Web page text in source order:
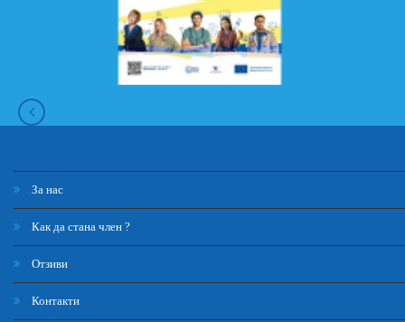
За нас
Как да стана член ?
Отзиви
Контакти